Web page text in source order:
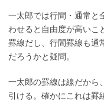
一太郎では行間・通常と
わせると自由度が高いこ
罫線だし、行間罫線も通
だろうかと疑問。
一太郎の罫線は線だから
引ける。確かにこれは罫